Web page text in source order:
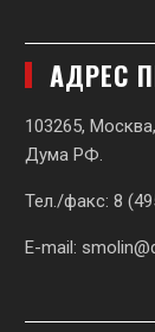
АДРЕС
103265,
Дума РФ.
Тел./факс: 8
E-mail: